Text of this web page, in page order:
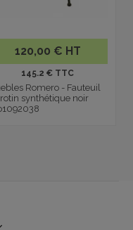
120,00 € HT
145.2 € TTC
Romero - Fauteuil
synthétique noir